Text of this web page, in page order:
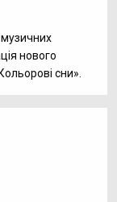
нового
сни».